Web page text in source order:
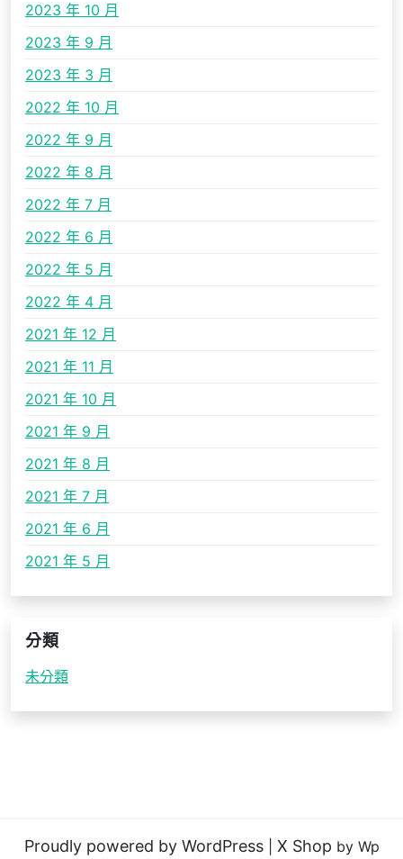
2023 年 10 月
2023 年 9 月
2023 年 3 月
2022 年 10 月
2022 年 9 月
2022 年 8 月
2022 年 7 月
2022 年 6 月
2022 年 5 月
2022 年 4 月
2021 年 12 月
2021 年 11 月
2021 年 10 月
2021 年 9 月
2021 年 8 月
2021 年 7 月
2021 年 6 月
2021 年 5 月
分類
未分類
Proudly powered by WordPress X Shop by Wp